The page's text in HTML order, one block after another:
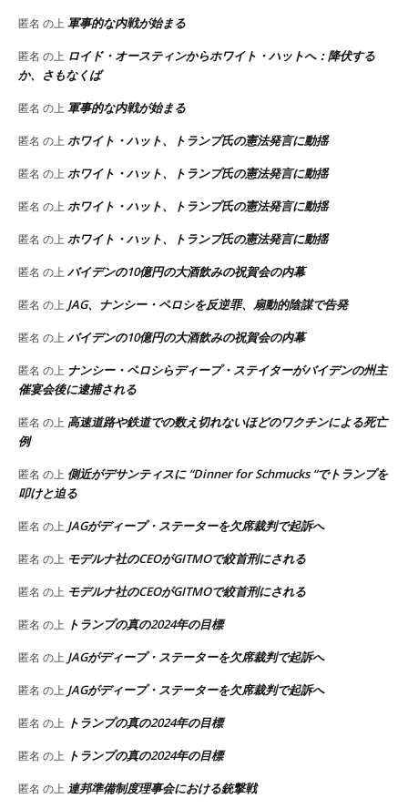
匿名 の上 軍事的な内戦が始まる
匿名 の上 ロイド・オースティンからホワイト・ハットへ：降伏する
か、さもなくば
匿名 の上 軍事的な内戦が始まる
匿名 の上 ホワイト・ハット、トランプ氏の憲法発言に動揺
匿名 の上 ホワイト・ハット、トランプ氏の憲法発言に動揺
匿名 の上 ホワイト・ハット、トランプ氏の憲法発言に動揺
匿名 の上 ホワイト・ハット、トランプ氏の憲法発言に動揺
匿名 の上 バイデンの10億円の大酒飲みの祝賀会の内幕
匿名 の上 JAG、ナンシー・ペロシを反逆罪、扇動的陰謀で告発
匿名 の上 バイデンの10億円の大酒飲みの祝賀会の内幕
匿名 の上 ナンシー・ペロシらディープ・ステイターがバイデンの州主
催宴会後に逮捕される
匿名 の上 高速道路や鉄道での数え切れないほどのワクチンによる死亡
例
匿名 の上 側近がデサンティスに “Dinner for Schmucks “でトランプを
叩けと迫る
匿名 の上 JAGがディープ・ステーターを欠席裁判で起訴へ
匿名 の上 モデルナ社のCEOがGITMOで絞首刑にされる
匿名 の上 モデルナ社のCEOがGITMOで絞首刑にされる
匿名 の上 トランプの真の2024年の目標
匿名 の上 JAGがディープ・ステーターを欠席裁判で起訴へ
匿名 の上 JAGがディープ・ステーターを欠席裁判で起訴へ
匿名 の上 トランプの真の2024年の目標
匿名 の上 トランプの真の2024年の目標
匿名 の上 連邦準備制度理事会における銃撃戦